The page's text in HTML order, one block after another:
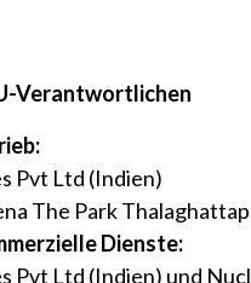
Verantwortlichen
Pvt Ltd (Indien)
The Park
Dienste:
Pvt Ltd (Indien) und